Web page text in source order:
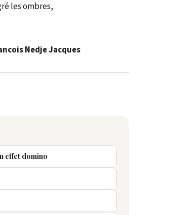
les ombres,
Nedje Jacques
effet domino